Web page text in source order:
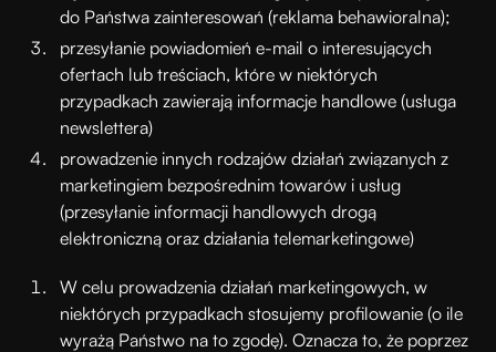
do Państwa zainteresowań (reklama behawioralna);
przesyłanie powiadomień e-mail o interesujących
ofertach lub treściach, które w niektórych
przypadkach zawierają informacje handlowe (usługa
newslettera)
prowadzenie innych rodzajów działań związanych z
marketingiem bezpośrednim towarów i usług
(przesyłanie informacji handlowych drogą
elektroniczną oraz działania telemarketingowe)
W celu prowadzenia działań marketingowych, w
niektórych przypadkach stosujemy profilowanie (o ile
wyrażą Państwo na to zgodę). Oznacza to, że poprzez